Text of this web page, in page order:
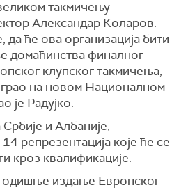
такмичењу
Александар Коларов.
да ће ова организација бити
домаћинства финалног
клупског такмичења,
на новом Националном
је Радујко.
и Албаније,
репрезентација које ће се
кроз квалификације.
издање Европског